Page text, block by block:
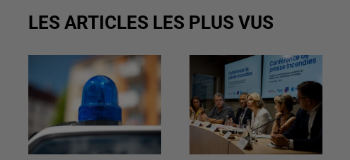
LES ARTICLES LES PLUS VUS